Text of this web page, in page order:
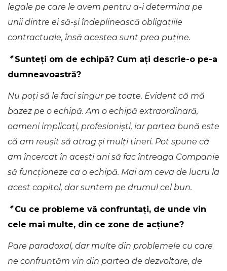
legale pe care le avem pentru a-i determina pe
unii dintre ei să-și îndeplinească obligațiile
contractuale, însă acestea sunt prea puține.
*Sunteți om de echipă? Cum ați descrie-o pe-a
dumneavoastră?
Nu poți să le faci singur pe toate. Evident că mă
bazez pe o echipă. Am o echipă extraordinară,
oameni implicați, profesioniști, iar partea bună este
că am reușit să atrag și mulți tineri. Pot spune că
am încercat în acești ani să fac întreaga Companie
să funcționeze ca o echipă. Mai am ceva de lucru la
acest capitol, dar suntem pe drumul cel bun.
*Cu ce probleme vă confruntați, de unde vin
cele mai multe, din ce zone de acțiune?
Pare paradoxal, dar multe din problemele cu care
ne confruntăm vin din partea de dezvoltare, de